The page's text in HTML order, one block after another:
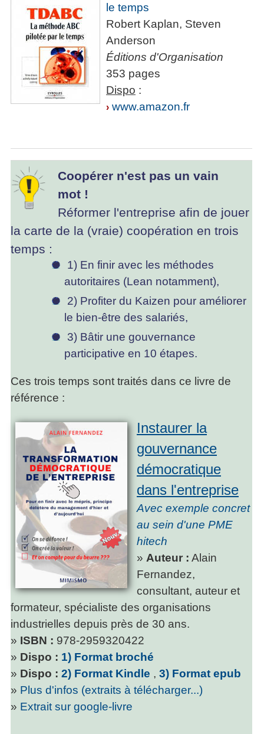
le temps
Robert Kaplan, Steven
Anderson
Éditions d'Organisation
353 pages
Dispo :
› www.amazon.fr
Coopérer n'est pas un vain
mot !
Réformer l'entreprise afin de jouer
la carte de la (vraie) coopération en trois
temps :
1) En finir avec les méthodes
autoritaires (Lean notamment),
2) Profiter du Kaizen pour améliorer
le bien-être des salariés,
3) Bâtir une gouvernance
participative en 10 étapes.
Ces trois temps sont traités dans ce livre de
référence :
Instaurer la
gouvernance
démocratique
dans l'entreprise
Avec exemple concret
au sein d'une PME
hitech
» Auteur : Alain
Fernandez,
consultant, auteur et
formateur, spécialiste des organisations
industrielles depuis près de 30 ans.
» ISBN : 978-2959320422
» Dispo : 1) Format broché
» Dispo : 2) Format Kindle , 3) Format epub
» Plus d'infos (extraits à télécharger...)
» Extrait sur google-livre